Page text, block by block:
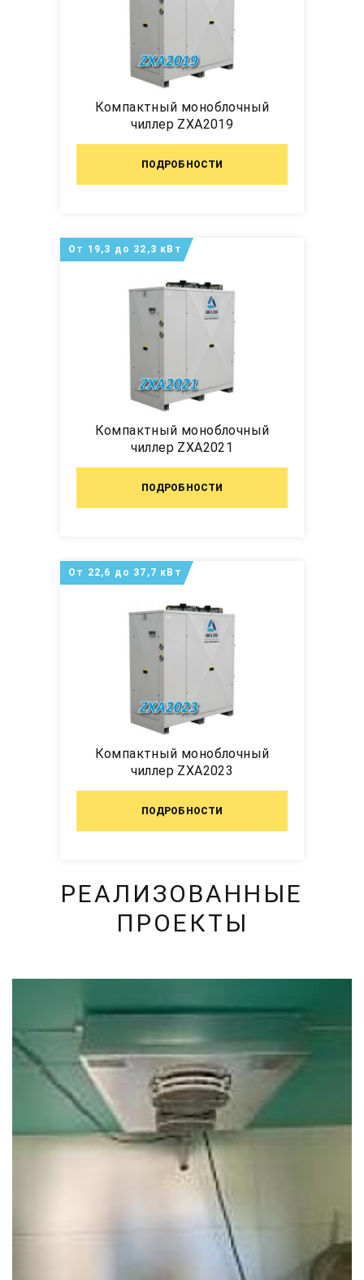
Компактный моноблочный
чиллер ZXA2019
ПОДРОБНОСТИ
Компактный моноблочный
чиллер ZXA2021
ПОДРОБНОСТИ
От 19,3 до 32,3 кВт
Компактный моноблочный
чиллер ZXA2023
ПОДРОБНОСТИ
От 22,6 до 37,7 кВт
РЕАЛИЗОВАННЫЕ
ПРОЕКТЫ